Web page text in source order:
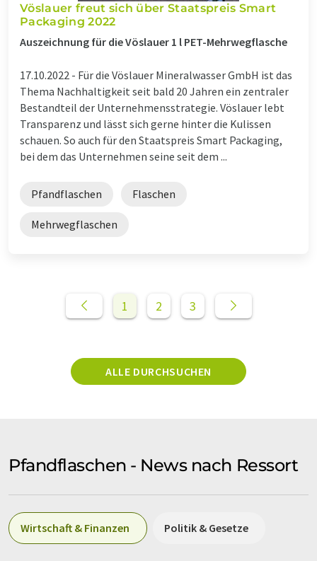
Vöslauer freut sich über Staatspreis Smart
Packaging 2022
Auszeichnung für die Vöslauer 1 l PET-Mehrwegflasche
17.10.2022 - Für die Vöslauer Mineralwasser GmbH ist das
Thema Nachhaltigkeit seit bald 20 Jahren ein zentraler
Bestandteil der Unternehmensstrategie. Vöslauer lebt
Transparenz und lässt sich gerne hinter die Kulissen
schauen. So auch für den Staatspreis Smart Packaging,
bei dem das Unternehmen seine seit dem ...
Pfandflaschen Flaschen
Mehrwegflaschen
1 2 3
ALLE DURCHSUCHEN
Pfandflaschen - News nach Ressort
Wirtschaft & Finanzen Politik & Gesetze